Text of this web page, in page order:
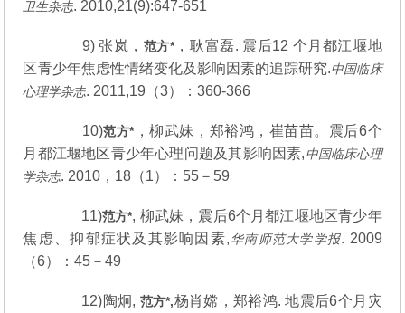
卫生杂志. 2010,21(9):647-651
9) 张岚， 范方*，耿富磊. 震后12 个月都江堰地
区青少年焦虑性情绪变化及影响因素的追踪研究.中国临床
心理学杂志. 2011,19（3）：360-366
10)范方* ，柳武妹，郑裕鸿，崔苗苗。震后6个
月都江堰地区青少年心理问题及其影响因素,中国临床心理
学杂志. 2010，18（1）：55－59
11)范方*, 柳武妹，震后6个月都江堰地区青少年
焦虑、抑郁症状及其影响因素,华南师范大学学报. 2009
（6）：45－49
12)陶炯, 范方*,杨肖嫦，郑裕鸿. 地震后6个月灾